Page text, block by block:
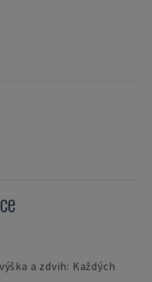
a zdvih: Každých